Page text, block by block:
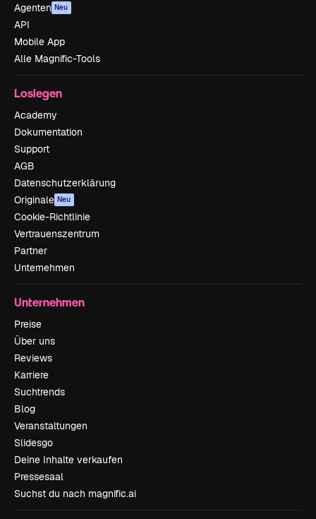
Agenten Neu
API
Mobile App
Alle Magnific-Tools
Loslegen
Academy
Dokumentation
Support
AGB
Datenschutzerklärung
Originale Neu
Cookie-Richtlinie
Vertrauenszentrum
Partner
Unternehmen
Unternehmen
Preise
Über uns
Reviews
Karriere
Suchtrends
Blog
Veranstaltungen
Slidesgo
Deine Inhalte verkaufen
Pressesaal
Suchst du nach magnific.ai